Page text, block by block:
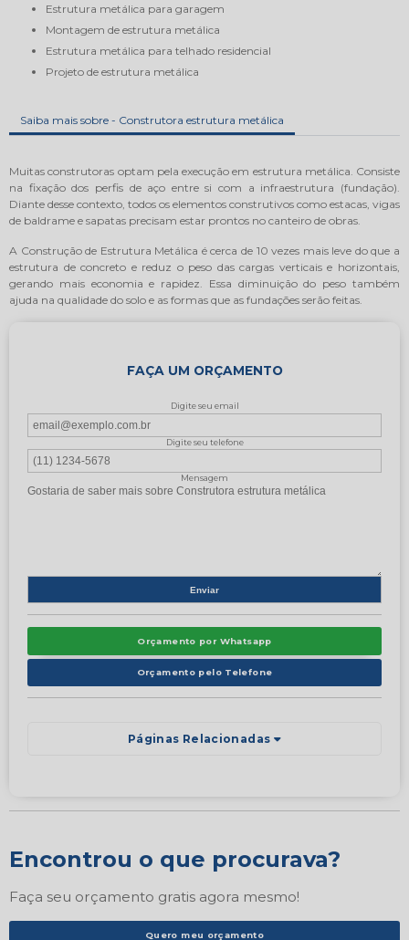
estrutura metálica para garagem
montagem de estrutura metálica
estrutura metálica para telhado residencial
projeto de estrutura metálica
Saiba mais sobre - Construtora estrutura metálica
Muitas construtoras optam pela execução em estrutura metálica. Consiste
na fixação dos perfis de aço entre si com a infraestrutura (fundação).
Diante desse contexto, todos os elementos construtivos como estacas, vigas
de baldrame e sapatas precisam estar prontos no canteiro de obras.
A Construção de Estrutura Metálica é cerca de 10 vezes mais leve do que a
estrutura de concreto e reduz o peso das cargas verticais e horizontais,
gerando mais economia e rapidez. Essa diminuição do peso também
ajuda na qualidade do solo e as formas que as fundações serão feitas.
FAÇA UM ORÇAMENTO
Digite seu email
Digite seu telefone
Mensagem
Orçamento por Whatsapp
Orçamento pelo Telefone
Páginas Relacionadas
Encontrou o que procurava?
Faça seu orçamento gratis agora mesmo!
Quero meu orçamento